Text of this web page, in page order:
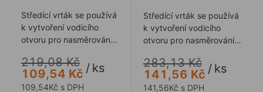
Středící vrták se používá
k vytvoření vodicího
otvoru pro nasměrování
polohy
219,08 Kč
109,54 Kč / ks
109,54Kč s DPH
Středící vrták se používá
k vytvoření vodicího
otvoru pro nasměrování
polohy
283,13 Kč
141,56 Kč / ks
141,56Kč s DPH